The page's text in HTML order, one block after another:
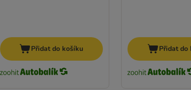
Přidat do košíku Přidat do